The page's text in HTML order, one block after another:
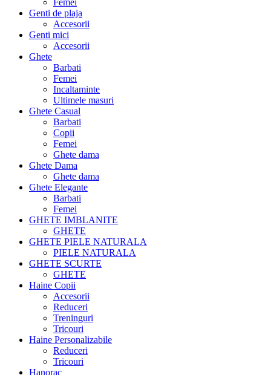
Femei
Genti de plaja
Accesorii
Genti mici
Accesorii
Ghete
Barbati
Femei
Incaltaminte
Ultimele masuri
Ghete Casual
Barbati
Copii
Femei
Ghete dama
Ghete Dama
Ghete dama
Ghete Elegante
Barbati
Femei
GHETE IMBLANITE
GHETE
GHETE PIELE NATURALA
PIELE NATURALA
GHETE SCURTE
GHETE
Haine Copii
Accesorii
Reduceri
Treninguri
Tricouri
Haine Personalizabile
Reduceri
Tricouri
Hanorac